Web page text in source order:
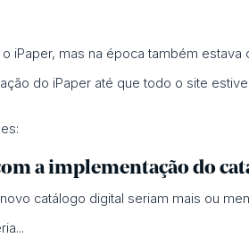
iPaper, mas na época também estava
do iPaper até que todo o site
a implementação do
catálogo digital seriam mais ou